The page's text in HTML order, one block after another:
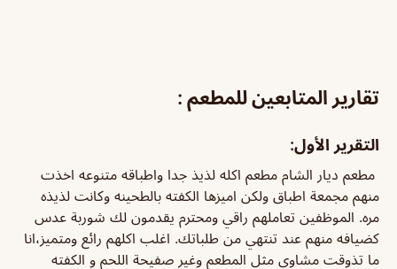
تقارير المتابعين للمطعم :
التقرير الأول:
مطعم ديار الشام مطعم اكله لذيذ جدا واطباقه متنوعه اخذت
منهم مجمعة اطباق ولكن اميزها الكفته بالطحينه وكانت لذيذه
مره. الموظفين تعاملهم راقي ومحترم يقدمون لك شوربة عدس
كضيافه منهم عند تنتهي من طلباتك. اغلب اكلهم رائع ومتميز،انا
ما تذوقت مشاوي مثل المطعم وغير صفيحة اللحم و الكفته